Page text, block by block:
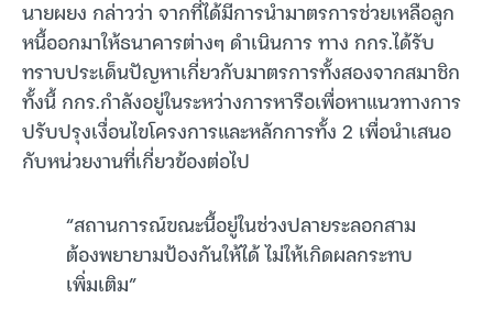
นายผยง กล่าวว่า จากที่ได้มีการนำมาตรการช่วยเหลือลูก
หนี้ออกมาให้ธนาคารต่างๆ ดำเนินการ ทาง กกร.ได้รับ
ทราบประเด็นปัญหาเกี่ยวกับมาตรการทั้งสองจากสมาชิก
ทั้งนี้ กกร.กำลังอยู่ในระหว่างการหารือเพื่อหาแนวทางการ
ปรับปรุงเงื่อนไขโครงการและหลักการทั้ง 2 เพื่อนำเสนอ
กับหน่วยงานที่เกี่ยวข้องต่อไป
“สถานการณ์ขณะนี้อยู่ในช่วงปลายระลอกสาม
ต้องพยายามป้องกันให้ได้ ไม่ให้เกิดผลกระทบ
เพิ่มเติม”